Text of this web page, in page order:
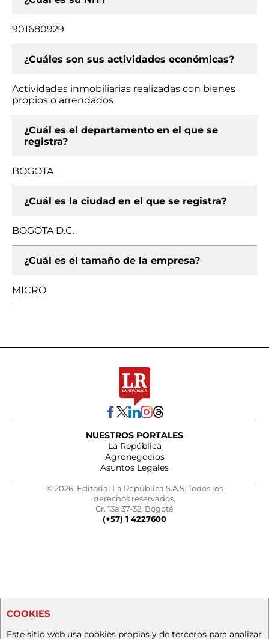
901680929
¿Cuáles son sus actividades económicas?
Actividades inmobiliarias realizadas con bienes
propios o arrendados
¿Cuál es el departamento en el que se
registra?
BOGOTA
¿Cuál es la ciudad en el que se registra?
BOGOTA D.C.
¿Cuál es el tamaño de la empresa?
MICRO
NUESTROS PORTALES
La República
Agronegocios
Asuntos Legales
© 2026, Editorial La República S.A.S. Todos los
derechos reservados.
Cr. 13a 37-32, Bogotá
(+57) 1 4227600
COOKIES
Este sitio web usa cookies propias y de terceros para analizar